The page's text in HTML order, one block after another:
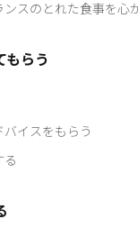
スのとれた食事を心
もらう
イスをもらう
る